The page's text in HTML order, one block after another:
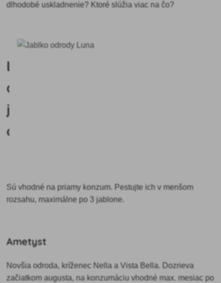
dlhodobé uskladnenie? Ktoré slúžia viac na čo?
Letné
a skoré
jesenné
odrody
Sú vhodné na priamy konzum. Pestujte ich v menšom
rozsahu, maximálne po 3 jablone.
Ametyst
Novšia odroda, kríženec Nella a Vista Bella. Dozrieva
začiatkom augusta, na konzumáciu vhodné max. mesiac po